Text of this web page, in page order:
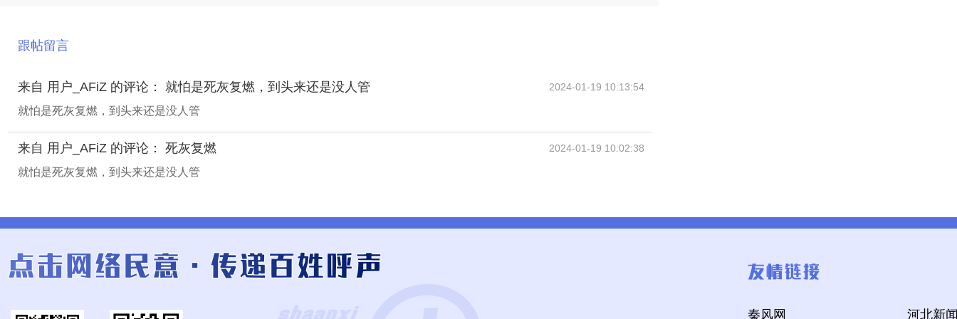
跟帖留言
来自 用户_AFiZ 的评论： 就怕是死灰复燃，到头来还是没人管 2024-01-19 10:13:54
就怕是死灰复燃，到头来还是没人管
来自 用户_AFiZ 的评论： 死灰复燃 2024-01-19 10:02:38
就怕是死灰复燃，到头来还是没人管
秦风网 河北新